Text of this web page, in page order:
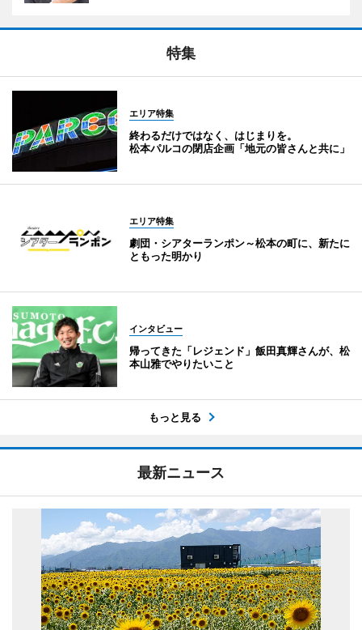
特集
エリア特集
終わるだけではなく、はじまりを。
松本パルコの閉店企画「地元の皆さんと共に」
エリア特集
劇団・シアターランポン～松本の町に、新たに
ともった明かり
インタビュー
帰ってきた「レジェンド」飯田真輝さんが、松
本山雅でやりたいこと
もっと見る
最新ニュース